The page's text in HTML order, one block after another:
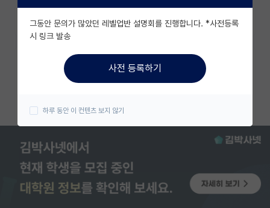
유학교육
이벤트
반도체 아카데미
재팬라운지 🌸
그동안 문의가 많았던 레벨업반 설명회를 진행합니다. *사전등록
시 링크 발송
사전 등록하기
하루 동안 이 컨텐츠 보지 않기
다양한 서비스를 이용해보세요!
즐겨찾기